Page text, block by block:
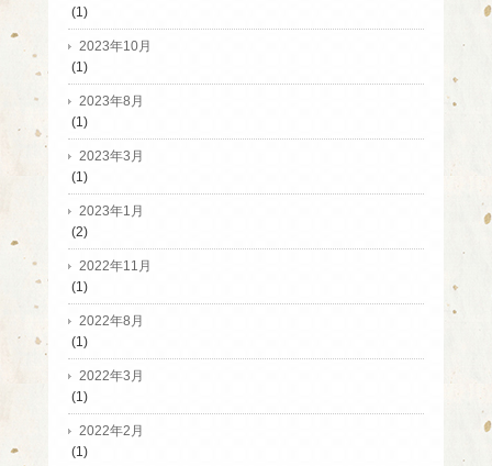
(1)
2023年10月
(1)
2023年8月
(1)
2023年3月
(1)
2023年1月
(2)
2022年11月
(1)
2022年8月
(1)
2022年3月
(1)
2022年2月
(1)